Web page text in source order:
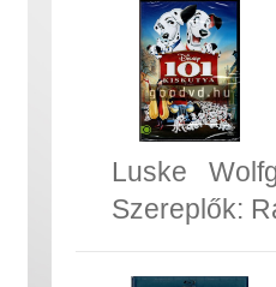
Luske
Szereplők: